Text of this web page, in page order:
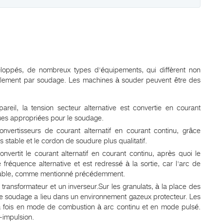
de nombreux types d'équipements, qui diffèrent non
par soudage. Les machines à souder peuvent être des
la tension secteur alternative est convertie en courant
appropriées pour le soudage.
de courant alternatif en courant continu, grâce
stable et le cordon de soudure plus qualitatif.
le courant alternatif en courant continu, après quoi le
fréquence alternative et est redressé à la sortie, car l'arc de
comme mentionné précédemment.
transformateur et un inverseur.Sur les granulats, à la place des
soudage a lieu dans un environnement gazeux protecteur. Les
en mode de combustion à arc continu et en mode pulsé.